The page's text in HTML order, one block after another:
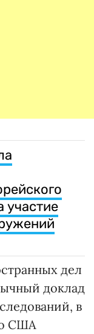
участие
дел
доклад
в
США